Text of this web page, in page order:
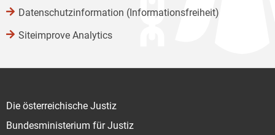
Datenschutzinformation (Informationsfreiheit)
Siteimprove Analytics
Die österreichische Justiz
Bundesministerium für Justiz